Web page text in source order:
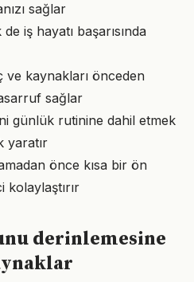
sağlar
iş hayatı başarısında
ve kaynakları önceden
sağlar
günlük rutinine dahil etmek
yaratır
önce kısa bir ön
kolaylaştırır
derinlemesine